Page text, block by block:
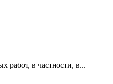
работ, в частности, в...